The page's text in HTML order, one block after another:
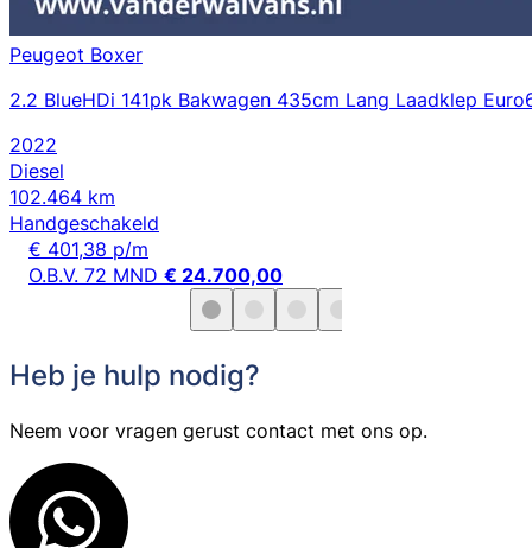
Peugeot Boxer
2.2 BlueHDi 141pk Bakwagen 435cm Lang Laadklep
2022
Diesel
102.464 km
Handgeschakeld
€ 401,38 p/m
O.B.V. 72 MND € 24.700,00
Heb je hulp nodig?
Neem voor vragen gerust contact met ons op.